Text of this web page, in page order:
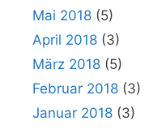
Mai 2018 (5)
April 2018 (3)
März 2018 (5)
Februar 2018 (3)
Januar 2018 (3)